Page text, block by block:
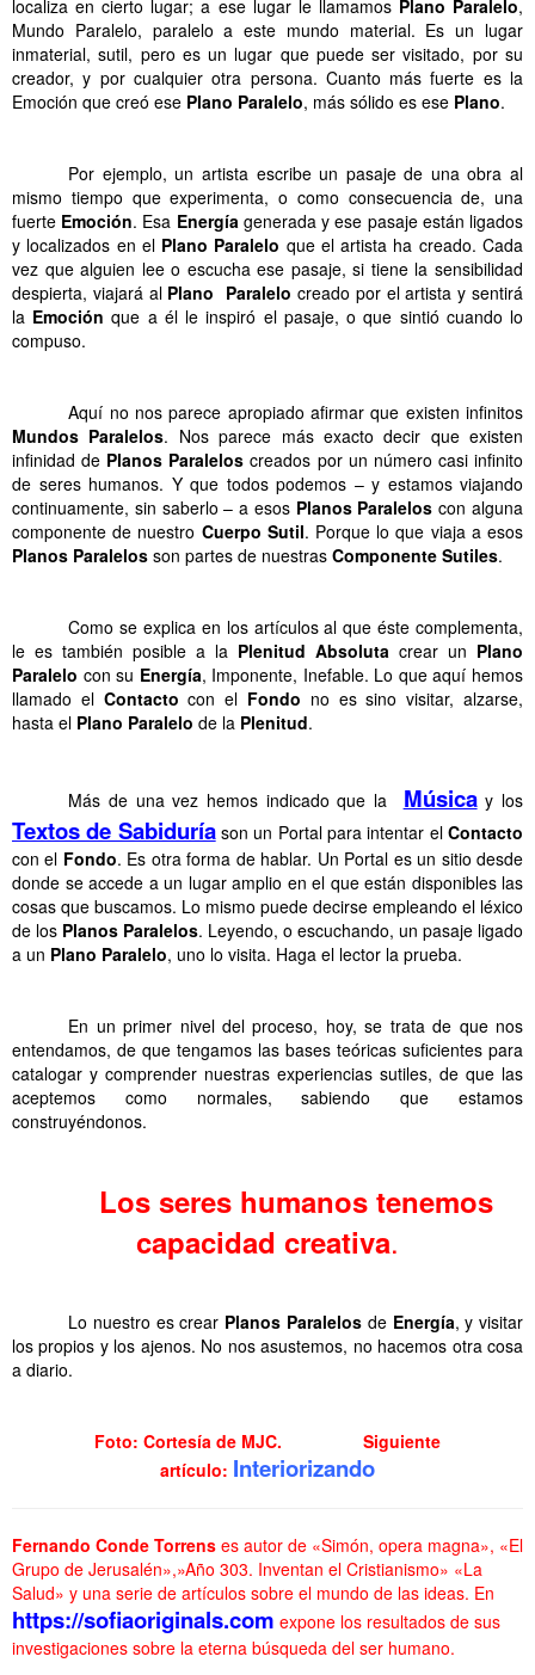
localiza en cierto lugar; a ese lugar le llamamos Plano Paralelo,
Mundo Paralelo, paralelo a este mundo material. Es un lugar
inmaterial, sutil, pero es un lugar que puede ser visitado, por su
creador, y por cualquier otra persona. Cuanto más fuerte es la
Emoción que creó ese Plano Paralelo, más sólido es ese Plano.
Por ejemplo, un artista escribe un pasaje de una obra al
mismo tiempo que experimenta, o como consecuencia de, una
fuerte Emoción. Esa Energía generada y ese pasaje están ligados
y localizados en el Plano Paralelo que el artista ha creado. Cada
vez que alguien lee o escucha ese pasaje, si tiene la sensibilidad
despierta, viajará al Plano Paralelo creado por el artista y sentirá
la Emoción que a él le inspiró el pasaje, o que sintió cuando lo
compuso.
Aquí no nos parece apropiado afirmar que existen infinitos
Mundos Paralelos. Nos parece más exacto decir que existen
infinidad de Planos Paralelos creados por un número casi infinito
de seres humanos. Y que todos podemos – y estamos viajando
continuamente, sin saberlo – a esos Planos Paralelos con alguna
componente de nuestro Cuerpo Sutil. Porque lo que viaja a esos
Planos Paralelos son partes de nuestras Componente Sutiles.
Como se explica en los artículos al que éste complementa,
le es también posible a la Plenitud Absoluta crear un Plano
Paralelo con su Energía, Imponente, Inefable. Lo que aquí hemos
llamado el Contacto con el Fondo no es sino visitar, alzarse,
hasta el Plano Paralelo de la Plenitud.
Más de una vez hemos indicado que la Músicay los
Textos de Sabiduríason un Portal para intentar elContacto
con el Fondo. Es otra forma de hablar. Un Portal es un sitio desde
donde se accede a un lugar amplio en el que están disponibles las
cosas que buscamos. Lo mismo puede decirse empleando el léxico
de los Planos Paralelos. Leyendo, o escuchando, un pasaje ligado
a un Plano Paralelo, uno lo visita. Haga el lector la prueba.
En un primer nivel del proceso, hoy, se trata de que nos
entendamos, de que tengamos las bases teóricas suficientes para
catalogar y comprender nuestras experiencias sutiles, de que las
aceptemos como normales, sabiendo que estamos
construyéndonos.
Los seres humanos tenemos
capacidad creativa.
Lo nuestro es crear Planos Paralelosde Energía, y visitar
los propios y los ajenos. No nos asustemos, no hacemos otra cosa
a diario.
Foto: Cortesía de MJC.
Siguiente
artículo: Interiorizando
Fernando Conde Torrens es autor de «Simón, opera magna», «El
Grupo de Jerusalén»,»Año 303. Inventan el Cristianismo» «La
Salud» y una serie de artículos sobre el mundo de las ideas. En
https://sofiaoriginals.com expone los resultados de sus
investigaciones sobre la eterna búsqueda del ser humano.